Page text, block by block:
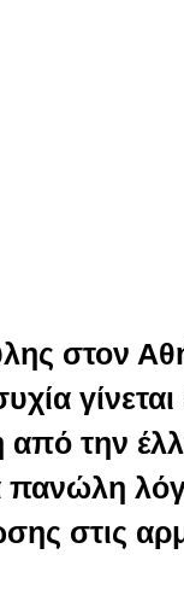
στον
γίνεται
την
πανώλη
στις